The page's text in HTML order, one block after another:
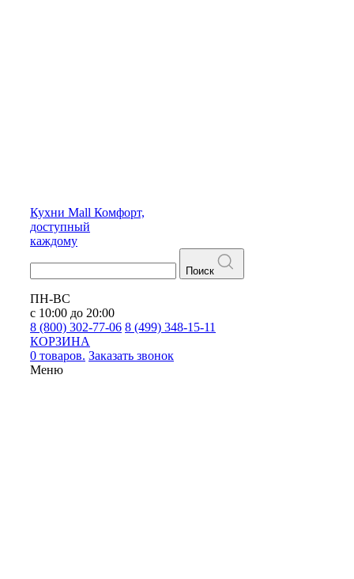
Кухни Mall Комфорт,
доступный
каждому
Поиск
ПН-ВС
с 10:00 до 20:00
8 (800) 302-77-06 8 (499) 348-15-11
КОРЗИНА
0 товаров. Заказать звонок
Меню